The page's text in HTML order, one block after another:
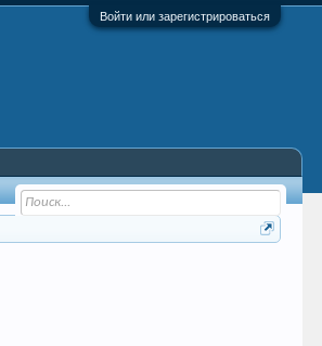
Войти или зарегистрироваться